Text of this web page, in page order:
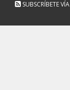
SUBSCRÍBETE VÍA